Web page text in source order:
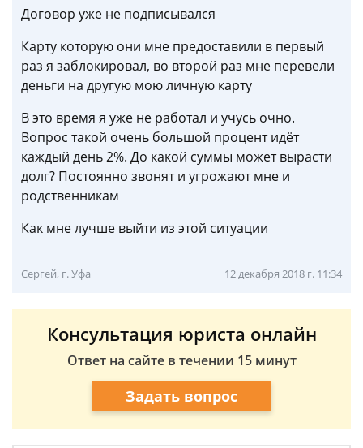
Договор уже не подписывался
Карту которую они мне предоставили в первый
раз я заблокировал, во второй раз мне перевели
деньги на другую мою личную карту
В это время я уже не работал и учусь очно.
Вопрос такой очень большой процент идёт
каждый день 2%. До какой суммы может вырасти
долг? Постоянно звонят и угрожают мне и
родственникам
Как мне лучше выйти из этой ситуации
Сергей, г. Уфа 12 декабря 2018 г. 11:34
Консультация юриста онлайн
Ответ на сайте в течении 15 минут
Задать вопрос